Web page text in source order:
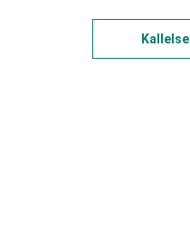
Kallelse